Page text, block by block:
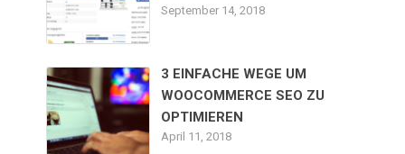
September 14, 2018
3 EINFACHE WEGE UM
WOOCOMMERCE SEO ZU
OPTIMIEREN
April 11, 2018